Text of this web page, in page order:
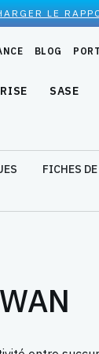
LE
BLOG
SASE
FICHES